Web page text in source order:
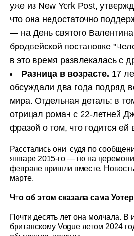
уже из New York Post,
что она недостаточно
— на День святого
бродвейской постановке
в это время развлекалась с
Разница в возрасте. 17
обсуждали два года подряд
мира. Отдельная деталь: в
отрицал роман с 22-летней
фразой о том, что годится ей
Расстались они, судя по
январе 2015-го — но на
феврале пришли вместе. Новость
марте.
Что об этом сказала сама
Почти десять лет она молчала. В
британскому Vogue летом 2024